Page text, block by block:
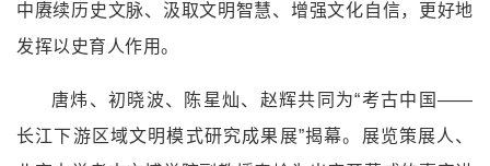
中赓续历史文脉、汲取文明智慧、增强文化自信，更好地
发挥以史育人作用。
唐炜、初晓波、陈星灿、赵辉共同为“考古中国 ——
长江下游区域文明模式研究成果展”揭幕。展览策展人、